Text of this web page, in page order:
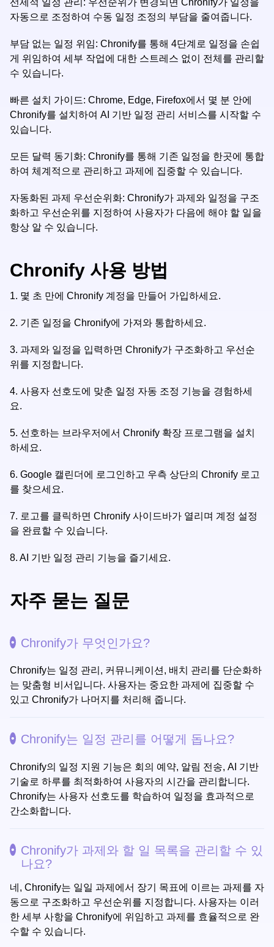
선제적 일정 관리: 우선순위가 변경되면 Chronify가 일정을
자동으로 조정하여 수동 일정 조정의 부담을 줄여줍니다.
부담 없는 일정 위임: Chronify를 통해 4단계로 일정을 손쉽
게 위임하여 세부 작업에 대한 스트레스 없이 전체를 관리할
수 있습니다.
빠른 설치 가이드: Chrome, Edge, Firefox에서 몇 분 안에
Chronify를 설치하여 AI 기반 일정 관리 서비스를 시작할 수
있습니다.
모든 달력 동기화: Chronify를 통해 기존 일정을 한곳에 통합
하여 체계적으로 관리하고 과제에 집중할 수 있습니다.
자동화된 과제 우선순위화: Chronify가 과제와 일정을 구조
화하고 우선순위를 지정하여 사용자가 다음에 해야 할 일을
항상 알 수 있습니다.
Chronify 사용 방법
1. 몇 초 만에 Chronify 계정을 만들어 가입하세요.
2. 기존 일정을 Chronify에 가져와 통합하세요.
3. 과제와 일정을 입력하면 Chronify가 구조화하고 우선순
위를 지정합니다.
4. 사용자 선호도에 맞춘 일정 자동 조정 기능을 경험하세
요.
5. 선호하는 브라우저에서 Chronify 확장 프로그램을 설치
하세요.
6. Google 캘린더에 로그인하고 우측 상단의 Chronify 로고
를 찾으세요.
7. 로고를 클릭하면 Chronify 사이드바가 열리며 계정 설정
을 완료할 수 있습니다.
8. AI 기반 일정 관리 기능을 즐기세요.
자주 묻는 질문
Chronify가 무엇인가요?
Chronify는 일정 관리, 커뮤니케이션, 배치 관리를 단순화하
는 맞춤형 비서입니다. 사용자는 중요한 과제에 집중할 수
있고 Chronify가 나머지를 처리해 줍니다.
Chronify는 일정 관리를 어떻게 돕나요?
Chronify의 일정 지원 기능은 회의 예약, 알림 전송, AI 기반
기술로 하루를 최적화하여 사용자의 시간을 관리합니다.
Chronify는 사용자 선호도를 학습하여 일정을 효과적으로
간소화합니다.
Chronify가 과제와 할 일 목록을 관리할 수 있
나요?
네, Chronify는 일일 과제에서 장기 목표에 이르는 과제를 자
동으로 구조화하고 우선순위를 지정합니다. 사용자는 이러
한 세부 사항을 Chronify에 위임하고 과제를 효율적으로 완
수할 수 있습니다.